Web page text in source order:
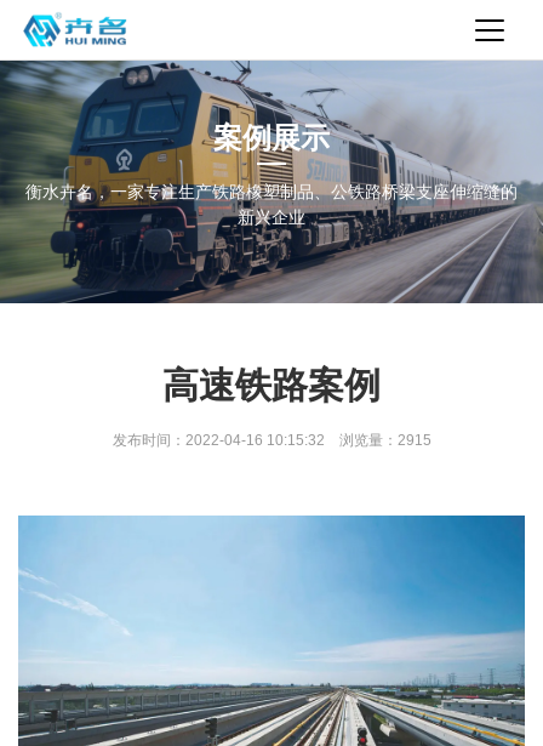
案例展示
衡水卉名，一家专注生产铁路橡塑制品、公铁路桥梁支座伸缩缝的
新兴企业
高速铁路案例
发布时间：2022-04-16 10:15:32 浏览量：2915